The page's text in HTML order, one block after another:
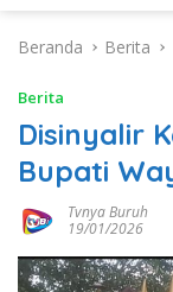
Beranda Berita
Berita
Disinyalir
Bupati
Tvnya Buruh
19/01/2026